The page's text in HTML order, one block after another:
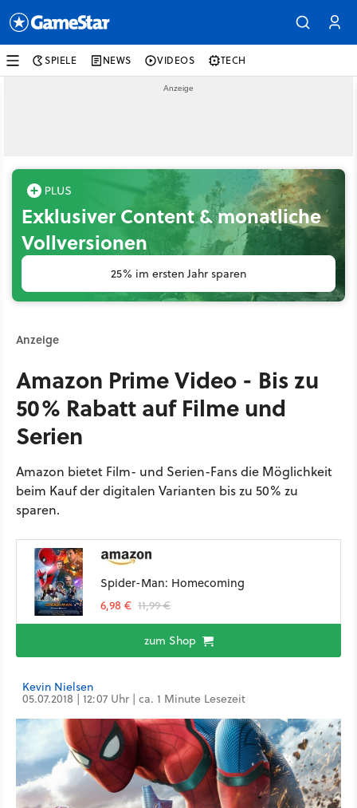
SPIELE NEWS VIDEOS TECH
Exklusiver Content & monatliche
Vollversionen
25% im ersten Jahr sparen
Anzeige
Amazon Prime Video - Bis zu
50% Rabatt auf Filme und
Serien
Amazon bietet Film- und Serien-Fans die Möglichkeit
beim Kauf der digitalen Varianten bis zu 50% zu
sparen.
Spider-Man: Homecoming
6,98 € 11,99 €
zum Shop
Kevin Nielsen
05.07.2018 | 12:07 Uhr | ca. 1 Minute Lesezeit